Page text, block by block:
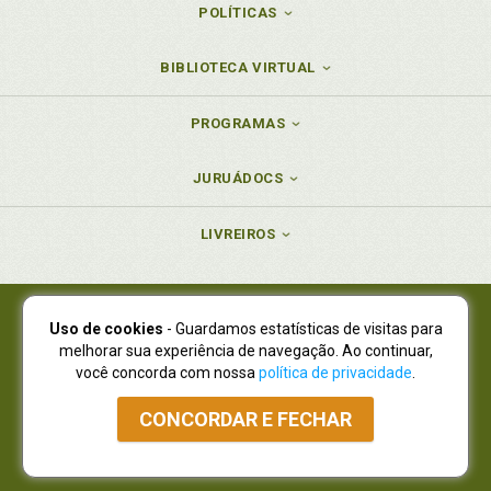
POLÍTICAS
BIBLIOTECA VIRTUAL
PROGRAMAS
JURUÁDOCS
LIVREIROS
Juruá Editora Ltda., CNPJ 77.535.508/0001-19
Juruá Informática Ltda., CNPJ 01.701.561/0001-80
NOVO ENDEREÇO:R. Flávio Dallegrave, 7665, São Lourenço |
Curitiba - Paraná - CEP 82210-310
Atendimento: (41) 4009-3900|Vendas Atacado: (41) 4009-3939
Atendimento via Whatsapp
Uso de cookies - Guardamos estatísticas de visitas para
melhorar sua experiência de navegação. Ao continuar,
você concorda com nossa política de privacidade
CONCORDAR E FECHAR